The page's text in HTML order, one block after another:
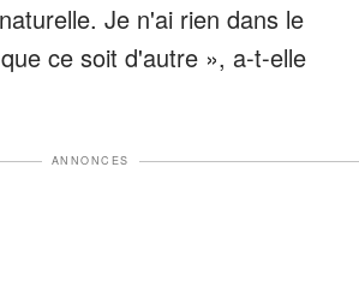
Je n'ai rien dans le
ce soit d'autre », a-t-elle
ANNONCES